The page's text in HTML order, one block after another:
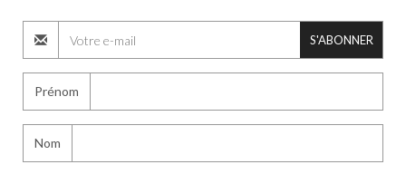
S'ABONNER
Prénom
Nom